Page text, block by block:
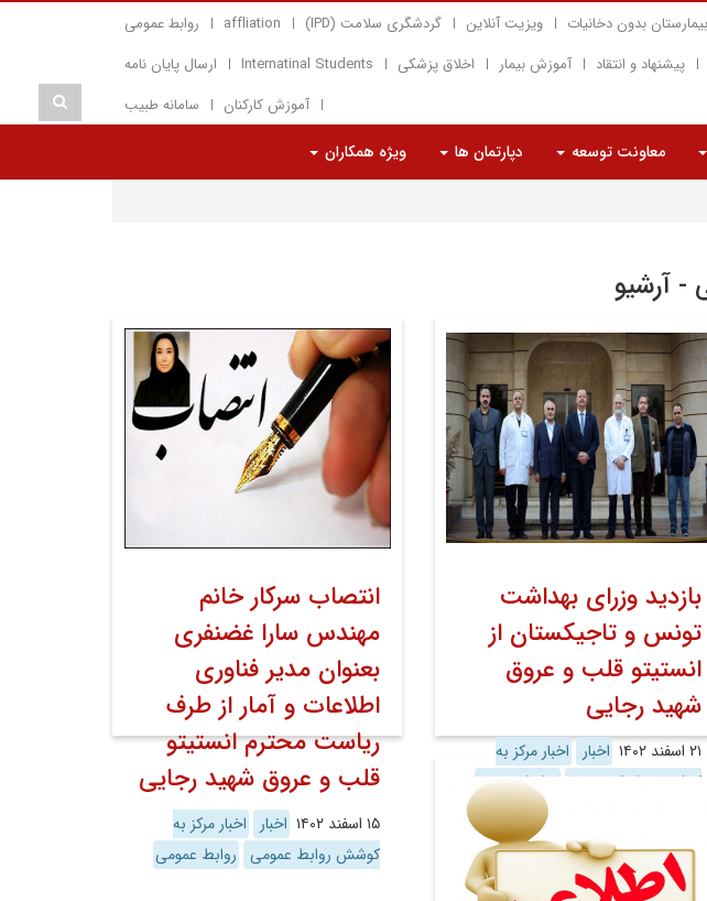
بیمارستان بدون دخانیات ویزیت آنلاین گردشگری سلامت (IPD) affliation
روابط عمومی
پیشنهاد و انتقاد آموزش بیمار اخلاق پزشکی Internatinal Students
ارسال پایان نامه
آموزش کارکنان
سامانه طبیب
معاونت توسعه دپارتمان ها
ویژه همکاران
- آرشیو
بازدید وزرای بهداشت
تونس و تاجیکستان از
انستیتو قلب و عروق
شهید رجایی
۲۱ اسفند ۱۴۰۲ اخبار
اخبار مرکز به
کوشش روابط عمومی روابط عمومی
انتصاب سرکار خانم
مهندس سارا غضنفری
بعنوان مدیر فناوری
اطلاعات و آمار از طرف
ریاست محترم انستیتو
قلب و عروق شهید رجایی
۱۵ اسفند ۱۴۰۲ اخبار
اخبار مرکز به
کوشش روابط عمومی روابط عمومی